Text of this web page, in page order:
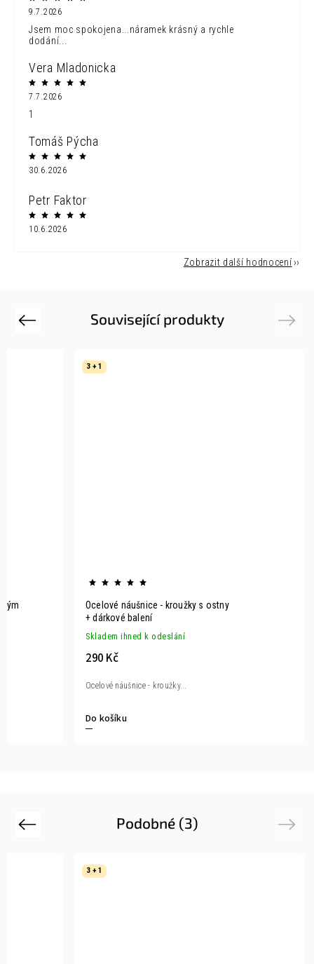
9.7.2026
Jsem moc spokojena...náramek krásný a rychle
dodání...
Vera Mladonicka
7.7.2026
1
Tomáš Pýcha
30.6.2026
Petr Faktor
10.6.2026
Zobrazit další hodnocení
Související produkty
Previous
3 + 1
Ocelové náušnice - kroužky s ostny
+ dárkové balení
Skladem ihned k odeslání
290 Kč
Do košíku
Ocelové náušnice - kroužky...
Next
Podobné (3)
Previous
3 + 1
Next